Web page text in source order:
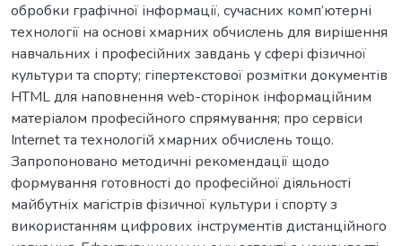
обробки графічної інформації, сучасних комп’ютерні
технології на основі хмарних обчислень для вирішення
навчальних і професійних завдань у сфері фізичної
культури та спорту; гіпертекстової розмітки документів
HTML для наповнення web-сторінок інформаційним
матеріалом професійного спрямування; про сервіси
Internet та технологій хмарних обчислень тощо.
Запропоновано методичні рекомендації щодо
формування готовності до професійної діяльності
майбутніх магістрів фізичної культури і спорту з
використанням цифрових інструментів дистанційного